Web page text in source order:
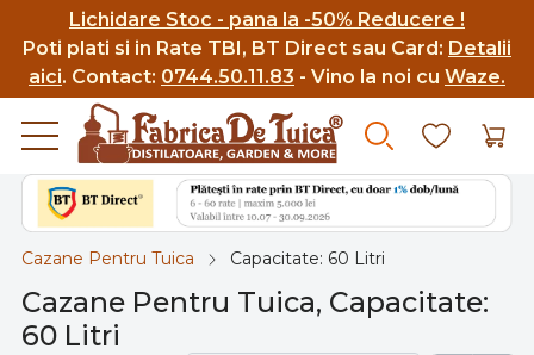
Lichidare Stoc - pana la -50% Reducere !
Poti plati si in Rate TBI, BT Direct sau Card: Detalii
aici. Contact: 0744.50.11.83 - Vino la noi cu Waze.
Cazane Pentru Tuica Capacitate: 60 Litri
Cazane Pentru Tuica, Capacitate:
60 Litri